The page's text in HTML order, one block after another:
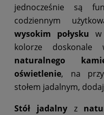
jednocześnie są
codziennym
wysokim połysku w
kolorze doskonale
naturalnego
oświetlenie, na
stołem jadalnym,
Stół jadalnyz